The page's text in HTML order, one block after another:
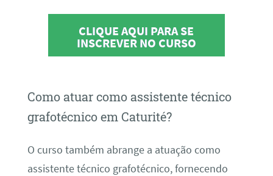
CLIQUE AQUI PARA SE
INSCREVER NO CURSO
Como atuar como assistente técnico
grafotécnico em Caturité?
O curso também abrange a atuação como
assistente técnico grafotécnico, fornecendo